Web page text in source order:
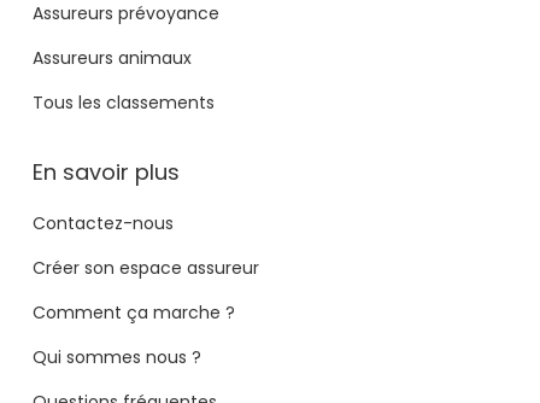
Assureurs prévoyance
Assureurs animaux
Tous les classements
En savoir plus
Contactez-nous
Créer son espace assureur
Comment ça marche ?
Qui sommes nous ?